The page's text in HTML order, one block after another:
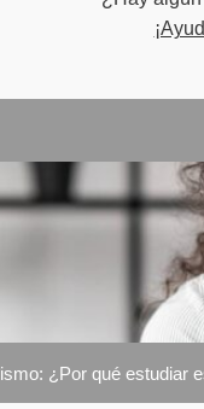
Teorías de
Estadística
Inglés II
¿Por qué estudiar